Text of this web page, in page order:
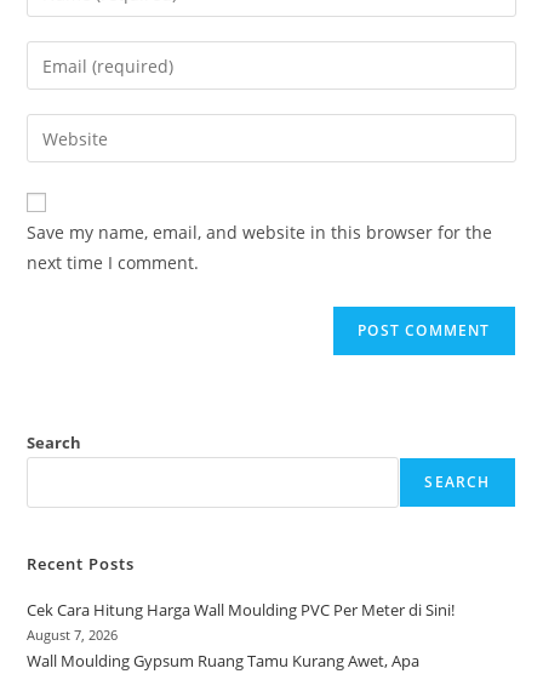
your
name
comment
Enter
your
email
address
comment
Enter
your
website
URL
(optional)
Save my name, email, and website in this browser for the
next time I comment.
Search
SEARCH
Recent Posts
Cek Cara Hitung Harga Wall Moulding PVC Per Meter di Sini!
August 7, 2026
Wall Moulding Gypsum Ruang Tamu Kurang Awet, Apa